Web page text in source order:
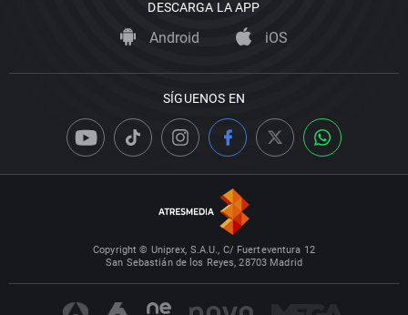
DESCARGA LA APP
Android iOS
SÍGUENOS EN
Copyright © Uniprex, S.A.U., C/ Fuerteventura 12
San Sebastián de los Reyes, 28703 Madrid